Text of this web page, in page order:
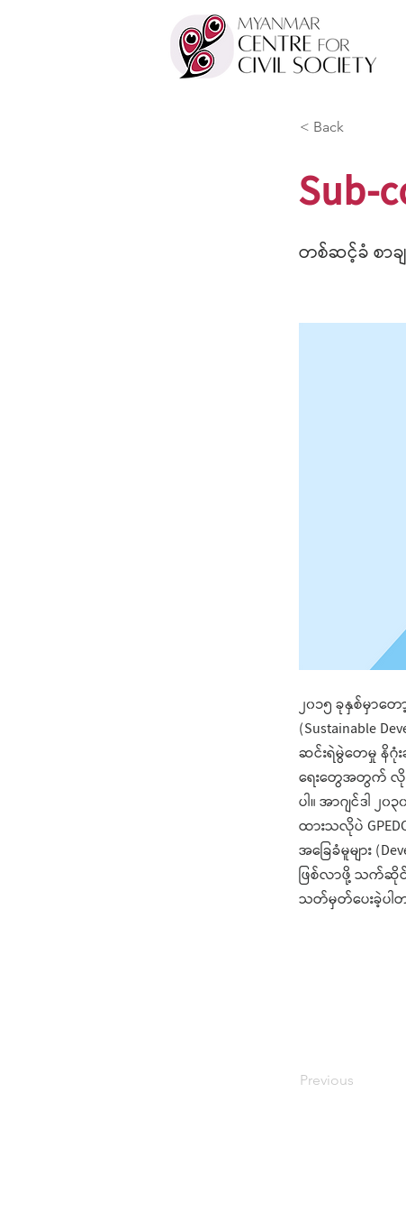
< Back
Sub-
တစ်ဆင့်ခံ စာ
၂၀၁၅ ခုနှစ်မှာတ
(Sustainable
ဆင်းရဲမွဲတေမှု နိဂုံး
ရေးတွေအတွက်
ပါ။ အာဂျင်ဒါ
ထားသလိုပဲ
အခြေခံမူများ
ဖြစ်လာဖို့ သက်
သတ်မှတ်ပေးခဲ့ပါ
Previous